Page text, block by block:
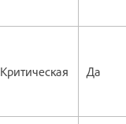
Критическая Да